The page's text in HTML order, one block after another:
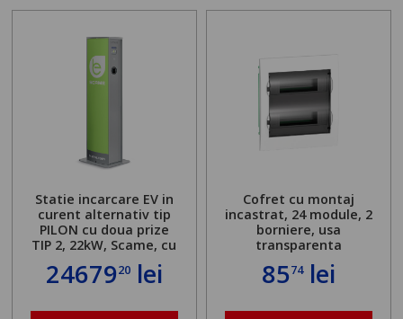
Statie incarcare EV in
curent alternativ tip
PILON cu doua prize
TIP 2, 22kW, Scame, cu
2467920lei
Cofret cu montaj
incastrat, 24 module, 2
borniere, usa
transparenta
8574lei